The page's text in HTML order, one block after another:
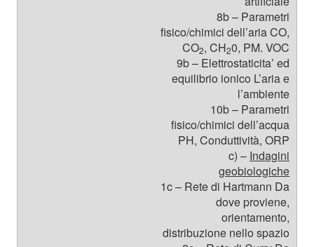
8b – Parametri
fisico/chimici dell’aria CO,
CO2, CH20, PM. VOC
9b – Elettrostaticita’ ed
equilibrio ionico L’aria e
l’ambiente
10b – Parametri
fisico/chimici dell’acqua
PH, Conduttività, ORP
c) – Indagini
geobiologiche
1c – Rete di Hartmann Da
dove proviene,
orientamento,
distribuzione nello spazio